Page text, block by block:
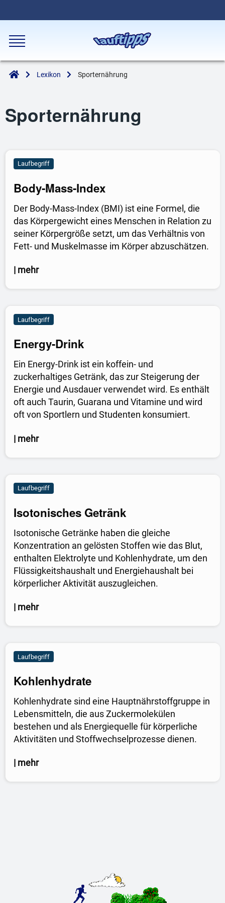
Lexikon Sporternährung
Sporternährung
Laufbegriff
Body-Mass-Index
Der Body-Mass-Index (BMI) ist eine Formel, die
das Körpergewicht eines Menschen in Relation zu
seiner Körpergröße setzt, um das Verhältnis von
Fett- und Muskelmasse im Körper abzuschätzen.
| mehr
Laufbegriff
Energy-Drink
Ein Energy-Drink ist ein koffein- und
zuckerhaltiges Getränk, das zur Steigerung der
Energie und Ausdauer verwendet wird. Es enthält
oft auch Taurin, Guarana und Vitamine und wird
oft von Sportlern und Studenten konsumiert.
| mehr
Laufbegriff
Isotonisches Getränk
Isotonische Getränke haben die gleiche
Konzentration an gelösten Stoffen wie das Blut,
enthalten Elektrolyte und Kohlenhydrate, um den
Flüssigkeitshaushalt und Energiehaushalt bei
körperlicher Aktivität auszugleichen.
| mehr
Laufbegriff
Kohlenhydrate
Kohlenhydrate sind eine Hauptnährstoffgruppe in
Lebensmitteln, die aus Zuckermolekülen
bestehen und als Energiequelle für körperliche
Aktivitäten und Stoffwechselprozesse dienen.
| mehr